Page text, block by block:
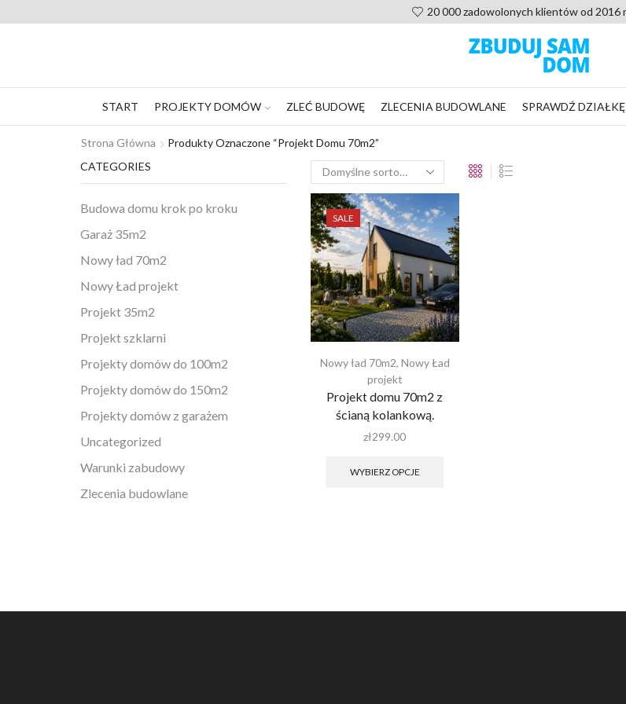
20 000 zadowolonych klientów od 2016 roku
START PROJEKTY DOMÓW ZLEĆ BUDOWĘ ZLECENIA BUDOWLANE SPRAWDŹ DZIAŁKĘ
Strona Główna Produkty Oznaczone “projekt Domu 70m2”
SALE
Nowy ład 70m2, Nowy Ład
projekt
Projekt domu 70m2 z
ścianą kolankową.
zł299.00
WYBIERZ OPCJE
CATEGORIES
Budowa domu krok po kroku
Garaż 35m2
Nowy ład 70m2
Nowy Ład projekt
Projekt 35m2
Projekt szklarni
Projekty domów do 100m2
Projekty domów do 150m2
Projekty domów z garażem
Uncategorized
Warunki zabudowy
Zlecenia budowlane